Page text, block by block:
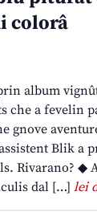
colorâ
album
che a fevelin
gnove
Blik a
Rivarano? ◆
dal […] lei